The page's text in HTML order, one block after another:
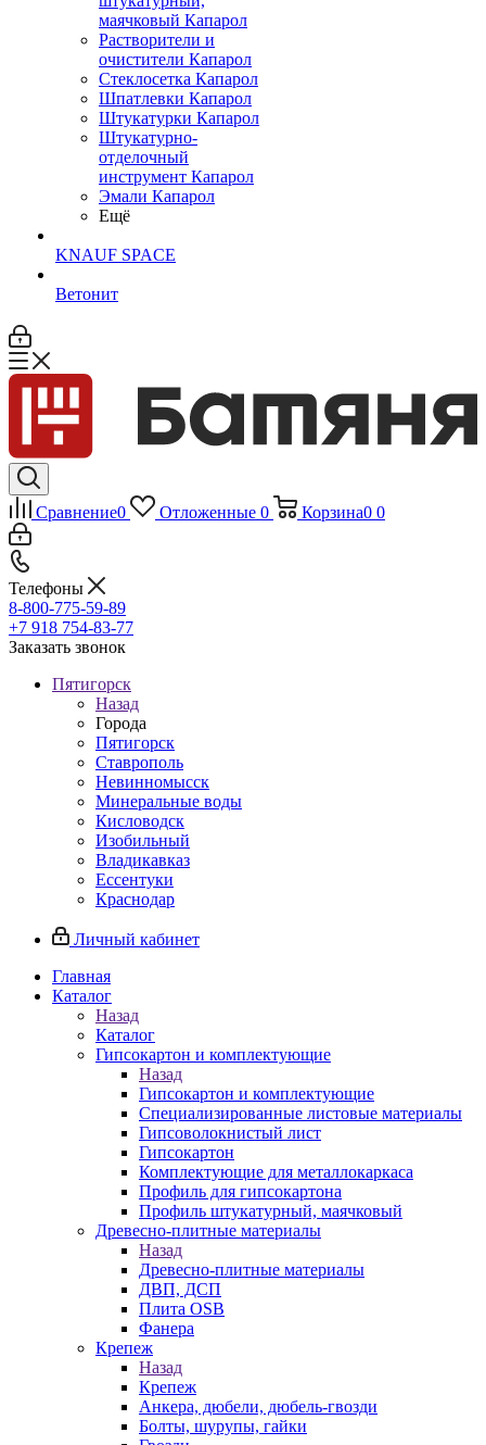
маячковый Капарол
Растворители и
очистители Капарол
Cтеклосетка Капарол
Шпатлевки Капарол
Штукатурки Капарол
Штукатурно-
отделочный
инструмент Капарол
Эмали Капарол
Ещё
KNAUF SPACE
Ветонит
Сравнение0 Отложенные 0 Корзина0 0
Телефоны
8-800-775-59-89
+7 918 754-83-77
Заказать звонок
Пятигорск
Назад
Города
Пятигорск
Ставрополь
Невинномысск
Минеральные воды
Кисловодск
Изобильный
Владикавказ
Ессентуки
Краснодар
Личный кабинет
Главная
Каталог
Назад
Каталог
Гипсокартон и комплектующие
Назад
Гипсокартон и комплектующие
Специализированные листовые материалы
Гипсоволокнистый лист
Гипсокартон
Комплектующие для металлокаркаса
Профиль для гипсокартона
Профиль штукатурный, маячковый
Древесно-плитные материалы
Назад
Древесно-плитные материалы
ДВП, ДСП
Плита OSB
Фанера
Крепеж
Назад
Крепеж
Анкера, дюбели, дюбель-гвозди
Болты, шурупы, гайки